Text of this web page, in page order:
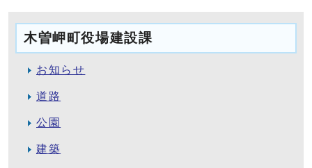
木曽岬町役場建設課
お知らせ
道路
公園
建築